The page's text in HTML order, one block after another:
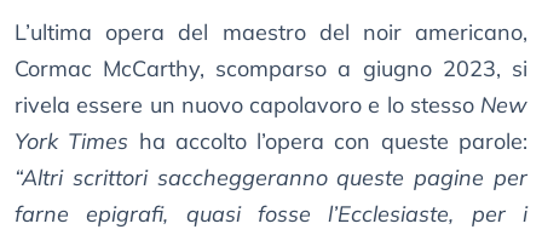
L’ultima opera del maestro del noir americano,
Cormac McCarthy, scomparso a giugno 2023, si
rivela essere un nuovo capolavoro e lo stesso New
York Times ha accolto l’opera con queste parole:
“Altri scrittori saccheggeranno queste pagine per
farne epigrafi, quasi fosse l’Ecclesiaste, per i